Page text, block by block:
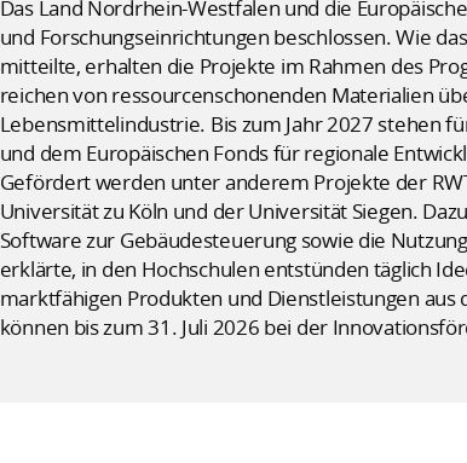
Das Land Nordrhein-Westfalen und die
und Forschungseinrichtungen beschlossen. Wie
mitteilte, erhalten die Projekte im Rahmen des
reichen von ressourcenschonenden Materialien
Lebensmittelindustrie. Bis zum Jahr 2027 stehen
und dem Europäischen Fonds für regionale
Gefördert werden unter anderem Projekte der
Universität zu Köln und der Universität Siegen.
Software zur Gebäudesteuerung sowie die
erklärte, in den Hochschulen entstünden täglich
marktfähigen Produkten und Dienstleistungen
können bis zum 31. Juli 2026 bei der